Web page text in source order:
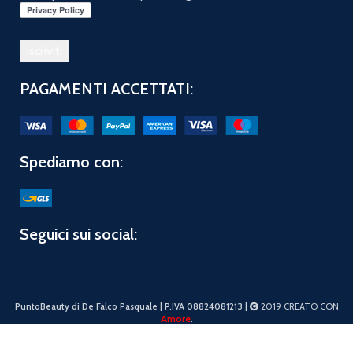
PAGAMENTI ACCETTATI:
Spediamo con:
Seguici sui social:
PuntoBeauty di De Falco Pasquale | P.IVA 08824081213 | 2019 CREATO CON
Amore.